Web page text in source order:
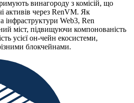
винагороду з комісій, що
активів через RenVM. Як
інфраструктури Web3, Ren
міст, підвищуючи компонованість
усієї он-чейн екосистеми,
блокчейнами.